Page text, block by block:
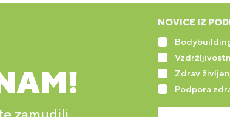
zamudili.
NOVICE IZ
Zdrav
Podpora